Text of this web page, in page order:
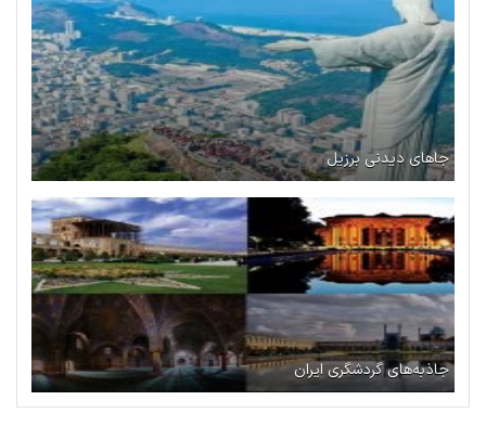
جاهای دیدنی برزیل
جاذبه‌های گردشگری ایران